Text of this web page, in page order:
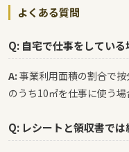
よくある質問
Q: 自宅で仕事をしてい
A: 事業利用面積の割合で
のうち10㎡を仕事に使う場
Q: レシートと領収書で